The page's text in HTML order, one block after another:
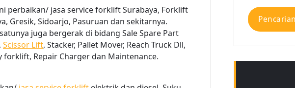
perbaikan/ jasa service forklift Surabaya, Forklift
Gresik, Sidoarjo, Pasuruan dan sekitarnya.
juga bergerak di bidang Sale Spare Part
, Scissor Lift, Stacker, Pallet Mover, Reach Truck Dll,
forklift, Repair Charger dan Maintenance.
Pencarian
untuk: